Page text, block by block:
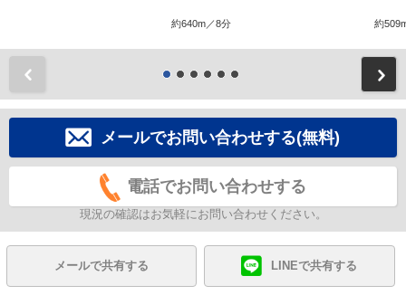
約640m／8分 約
メールでお問い合わせする(無料)
電話でお問い合わせする
現況の確認はお気軽にお問い合わせください。
メールで共有する LINEで共有する